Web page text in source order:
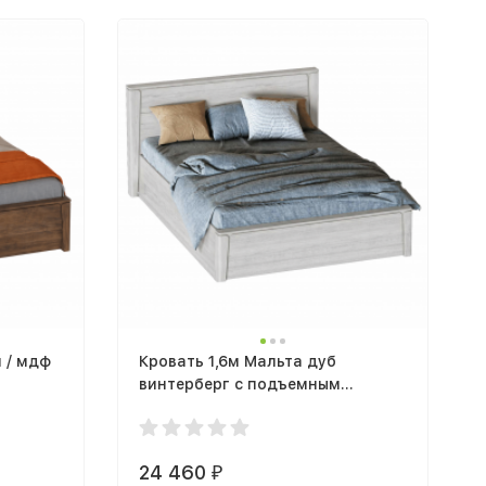
/ мдф
Кровать 1,6м Мальта дуб
винтерберг с подъемным
24 460 ₽